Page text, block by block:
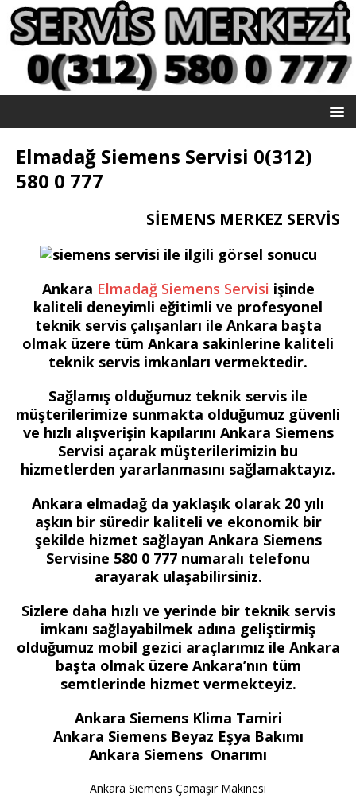
Elmadağ Siemens Servisi 0(312)
580 0 777
SİEMENS MERKEZ SERVİS
Ankara Elmadağ Siemens Servisi işinde
kaliteli deneyimli eğitimli ve profesyonel
teknik servis çalışanları ile Ankara başta
olmak üzere tüm Ankara sakinlerine kaliteli
teknik servis imkanları vermektedir.
Sağlamış olduğumuz teknik servis ile
müşterilerimize sunmakta olduğumuz güvenli
ve hızlı alışverişin kapılarını Ankara Siemens
Servisi açarak müşterilerimizin bu
hizmetlerden yararlanmasını sağlamaktayız.
Ankara elmadağ da yaklaşık olarak 20 yılı
aşkın bir süredir kaliteli ve ekonomik bir
şekilde hizmet sağlayan Ankara Siemens
Servisine 580 0 777 numaralı telefonu
arayarak ulaşabilirsiniz.
Sizlere daha hızlı ve yerinde bir teknik servis
imkanı sağlayabilmek adına geliştirmiş
olduğumuz mobil gezici araçlarımız ile Ankara
başta olmak üzere Ankara’nın tüm
semtlerinde hizmet vermekteyiz.
Ankara Siemens Klima Tamiri
Ankara Siemens Beyaz Eşya Bakımı
Ankara Siemens Onarımı
Ankara Siemens Çamaşır Makinesi